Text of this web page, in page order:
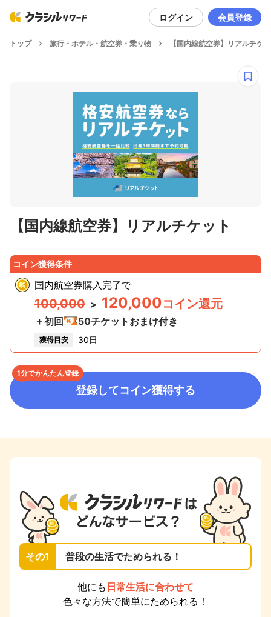
ログイン 会員登録
トップ 旅行・ホテル・航空券・乗り物 【国内線航空券】リアルチケ
【国内線航空券】リアルチケット
コイン獲得条件
国内航空券購入完了で
100,000 > 120,000コイン還元
＋初回 50チケットおまけ付き
獲得目安 30日
1分でかんたん登録
登録してコイン獲得する
その1 普段の生活でためられる！
他にも 日常生活に合わせて
色々な方法で簡単にためられる！